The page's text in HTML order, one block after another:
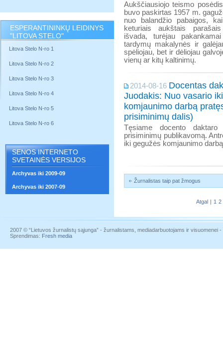
ESPERANTININKŲ LEIDINYS
"LITOVA STELO"
Litova Stelo N-ro 1
Litova Stelo N-ro 2
Litova Stelo N-ro 3
Litova Stelo N-ro 4
Litova Stelo N-ro 5
Litova Stelo N-ro 6
SENOS INTERNETO
SVETAINĖS VERSIJOS
Archyvas iki 2009-09
Archyvas iki 2007-09
Aukščiausiojo teismo
buvo paskirtas 1957 m.
nuo balandžio pabaigos,
keturiais aukštais
išvada, turėjau
tardymų makalynės ir
spėliojau, bet ir dėliojau
vienų ar kitų kaltinimų.
2014-08-16 Docentas
Juodakis: Nuo vasario
komjaunimo darbą
prisiminimų dalis)
Tęsiame docento daktaro
prisiminimų publikavomą.
iki gegužės komjaunimo
Žurnalistas taip pat žmogus
Atgal | 1 2
2007 © “Lietuvos žurnalistų sąjunga” - žurnalistams, mediadarbuotojams ir visuomenei
Sprendimas: Fresh media